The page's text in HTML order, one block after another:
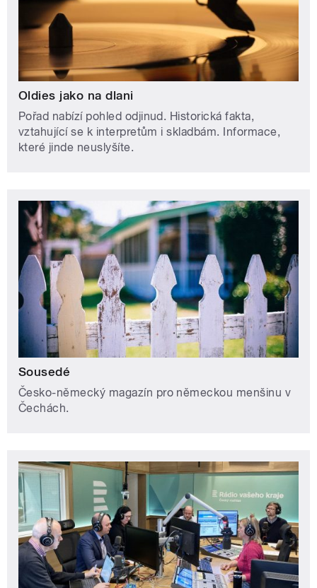
Oldies jako na dlani
Pořad nabízí pohled odjinud. Historická fakta,
vztahující se k interpretům i skladbám. Informace,
které jinde neuslyšíte.
Sousedé
Česko-německý magazín pro německou menšinu v
Čechách.